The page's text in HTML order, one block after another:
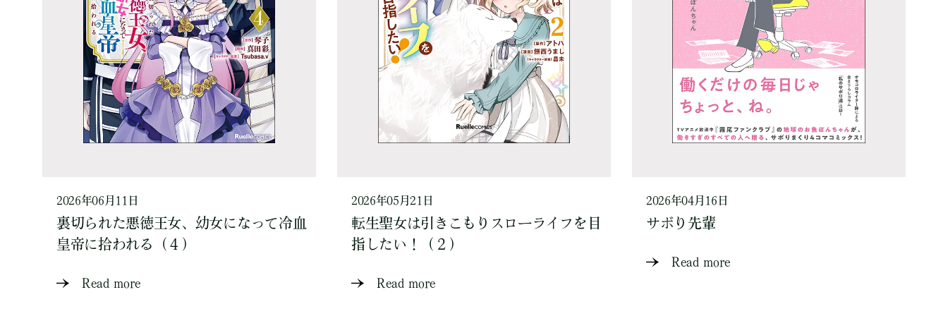
2026年06月11日
裏切られた悪徳王女、幼女になって冷血
皇帝に拾われる（４）
Read more
2026年05月21日
転生聖女は引きこもりスローライフを目
指したい！（２）
Read more
2026年04月16日
サボり先輩
Read more